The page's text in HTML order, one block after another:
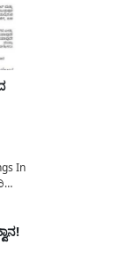
In